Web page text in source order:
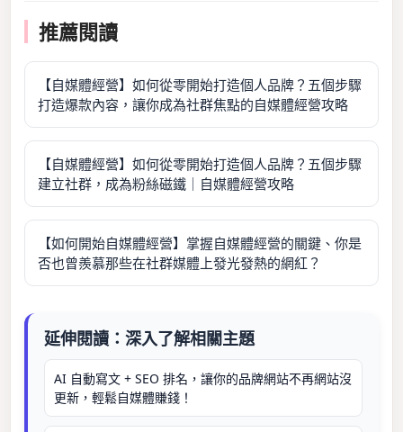
推薦閱讀
【自媒體經營】如何從零開始打造個人品牌？五個步驟
打造爆款內容，讓你成為社群焦點的自媒體經營攻略
【自媒體經營】如何從零開始打造個人品牌？五個步驟
建立社群，成為粉絲磁鐵｜自媒體經營攻略
【如何開始自媒體經營】掌握自媒體經營的關鍵、你是
否也曾羨慕那些在社群媒體上發光發熱的網紅？
延伸閱讀：深入了解相關主題
AI 自動寫文 + SEO 排名，讓你的品牌網站不再網站沒
更新，輕鬆自媒體賺錢！